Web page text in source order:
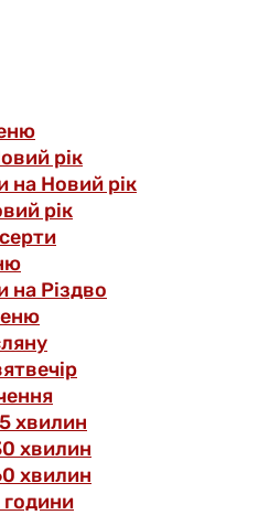
рік
на Новий рік
рік
на Різдво
хвилин
хвилин
хвилин
години